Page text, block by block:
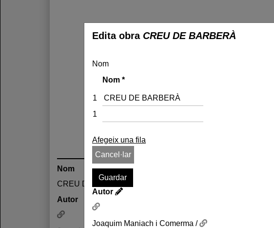
Edita obra CREU DE BARBERÀ
Nom
Nom *
1
1
Afegeix una fila
Cancel·lar
Autor
Joaquim Maniach i Comerma /
Nom
CREU DE BARBERÀ
Autor